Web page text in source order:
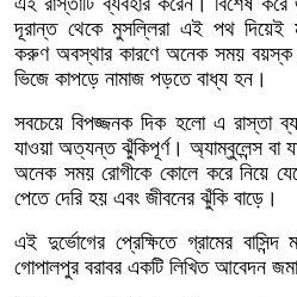
দূরান্ত থেকে মুসল্লিরা এই পথ
করুণ অবস্থার কারণে অনেক সময় বয়স্ক
ভিজে কাপড়ে নামাজ পড়তে বাধ্য হন।
সবচেয়ে বিপজ্জনক দিক হলো এ রাস্তা
যাওয়া অত্যন্ত ঝুঁকিপূর্ণ। অ্যাম্বুলেন্স বা
অনেক সময় রোগীকে কোলে করে নিয়ে
পেতে দেরি হয় এবং জীবনের ঝুঁকি বাড়ে।
এই দুর্ভোগের প্রেক্ষিতে গ্রামের
গোপালপুর বরাবর একটি লিখিত আবেদন